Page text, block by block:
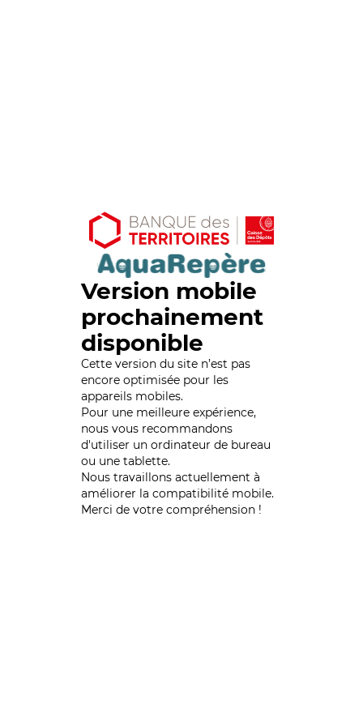
Version mobile
prochainement
disponible
Cette version du site n’est pas
encore optimisée pour les
appareils mobiles.
Pour une meilleure expérience,
nous vous recommandons
d'utiliser un ordinateur de bureau
ou une tablette.
Nous travaillons actuellement à
améliorer la compatibilité mobile.
Merci de votre compréhension !